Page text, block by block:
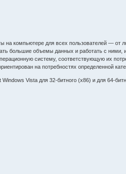
на компьютере для всех пользователей — от
большие объемы данных и работать с
систему, соответствующую их
на потребностях определенной
Vista для 32-битного (x86) и для 64-